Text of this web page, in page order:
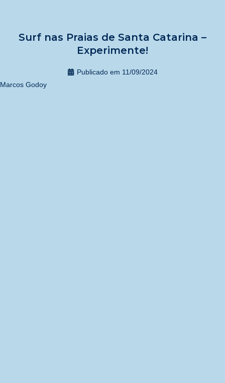
Surf nas Praias de Santa Catarina –
Experimente!
Publicado em 11/09/2024
Marcos Godoy